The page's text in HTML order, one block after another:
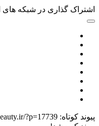
در شبکه های اجتماعی
abrangbeauty.ir/?p=17739